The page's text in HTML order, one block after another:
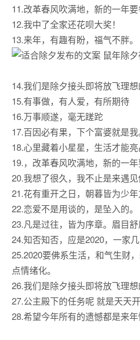
11.改革春风吹满地，新的一年要
12.我中了全家还花呗大奖！
13.来年，有趣有盼，福气不胖。
14.我们是除夕接头即将放飞理
15.有事做，有人爱，有所期待
16.万事顺遂，毫无蹉跎
17.百因必有果，下个富婆就是我
18.心里藏着小星星，生活才能亮
19.，改革春风吹满地，新的一年
20.我想了很久，我不止是来遇见
21.花有重开之日，朝暮皆为少年
22.恋爱不是用谈的，是坠入的。
23.凡是过往，皆为序章。眉目舒
24.知否知否，应是2020，一家几
25.2020要佛系生活，和气生财
点情绪化。
26.我们是除夕接头即将放飞理
27.公主殿下的任务呢 就是天天
28.希望今年所有的遗憾都是来